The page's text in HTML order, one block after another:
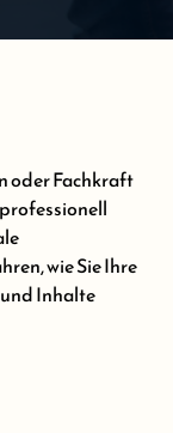
oder Fachkraft
wie Sie Ihre
Inhalte